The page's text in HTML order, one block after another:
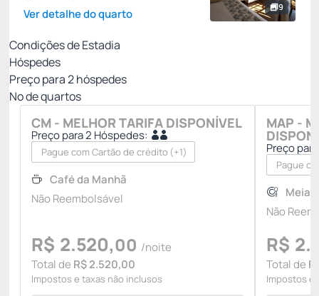
9
Ver detalhe do quarto
Condições de Estadia
Hóspedes
Preço para2hóspedes
Nº de quartos
CM - MELHOR TARIFA DISPONÍVEL
Preço para 2 Hóspedes:
Pague com Cartão de crédito (+1)
Café da Manhã
Não Reembolsável
R$ 2.520,00 /noite
Total de R$ 2.520,00
Impostos e taxas não inclusos
MAP -
Preço
Pague
Meia
Não
R$
Total de
Impostos e